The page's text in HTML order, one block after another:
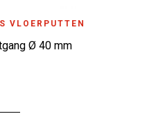
VLOERPUTTEN
Ø 40 mm